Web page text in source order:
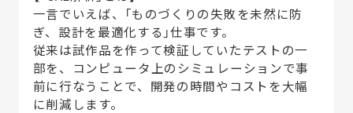
一言でいえば、「ものづくりの失敗を未然に防
ぎ、設計を最適化する」仕事です。
従来は試作品を作って検証していたテストの一
部を、コンピュータ上のシミュレーションで事
前に行なうことで、開発の時間やコストを大幅
に削減します。